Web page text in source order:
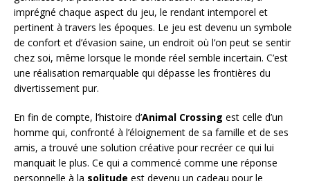
imprégné chaque aspect du jeu, le rendant intemporel et
pertinent à travers les époques. Le jeu est devenu un symbole
de confort et d’évasion saine, un endroit où l’on peut se sentir
chez soi, même lorsque le monde réel semble incertain. C’est
une réalisation remarquable qui dépasse les frontières du
divertissement pur.
En fin de compte, l’histoire d’Animal Crossing est celle d’un
homme qui, confronté à l’éloignement de sa famille et de ses
amis, a trouvé une solution créative pour recréer ce qui lui
manquait le plus. Ce qui a commencé comme une réponse
personnelle à la solitude est devenu un cadeau pour le